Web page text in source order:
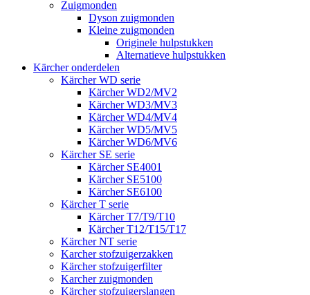
Zuigmonden
Dyson zuigmonden
Kleine zuigmonden
Originele hulpstukken
Alternatieve hulpstukken
Kärcher onderdelen
Kärcher WD serie
Kärcher WD2/MV2
Kärcher WD3/MV3
Kärcher WD4/MV4
Kärcher WD5/MV5
Kärcher WD6/MV6
Kärcher SE serie
Kärcher SE4001
Kärcher SE5100
Kärcher SE6100
Kärcher T serie
Kärcher T7/T9/T10
Kärcher T12/T15/T17
Kärcher NT serie
Karcher stofzuigerzakken
Kärcher stofzuigerfilter
Karcher zuigmonden
Kärcher stofzuigerslangen